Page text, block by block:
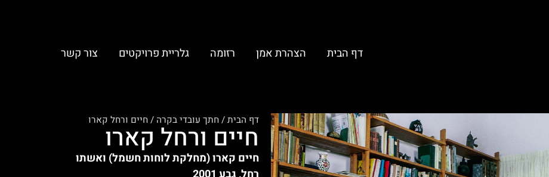
דף הבית הצהרת אמן רזומה גלריית פרויקטים צור קשר
דף הבית/חתך עובדי בקרה /חיים ורחל קארו
חיים ורחל קארו
חיים קארו (מחלקת לוחות חשמל) ואשתו